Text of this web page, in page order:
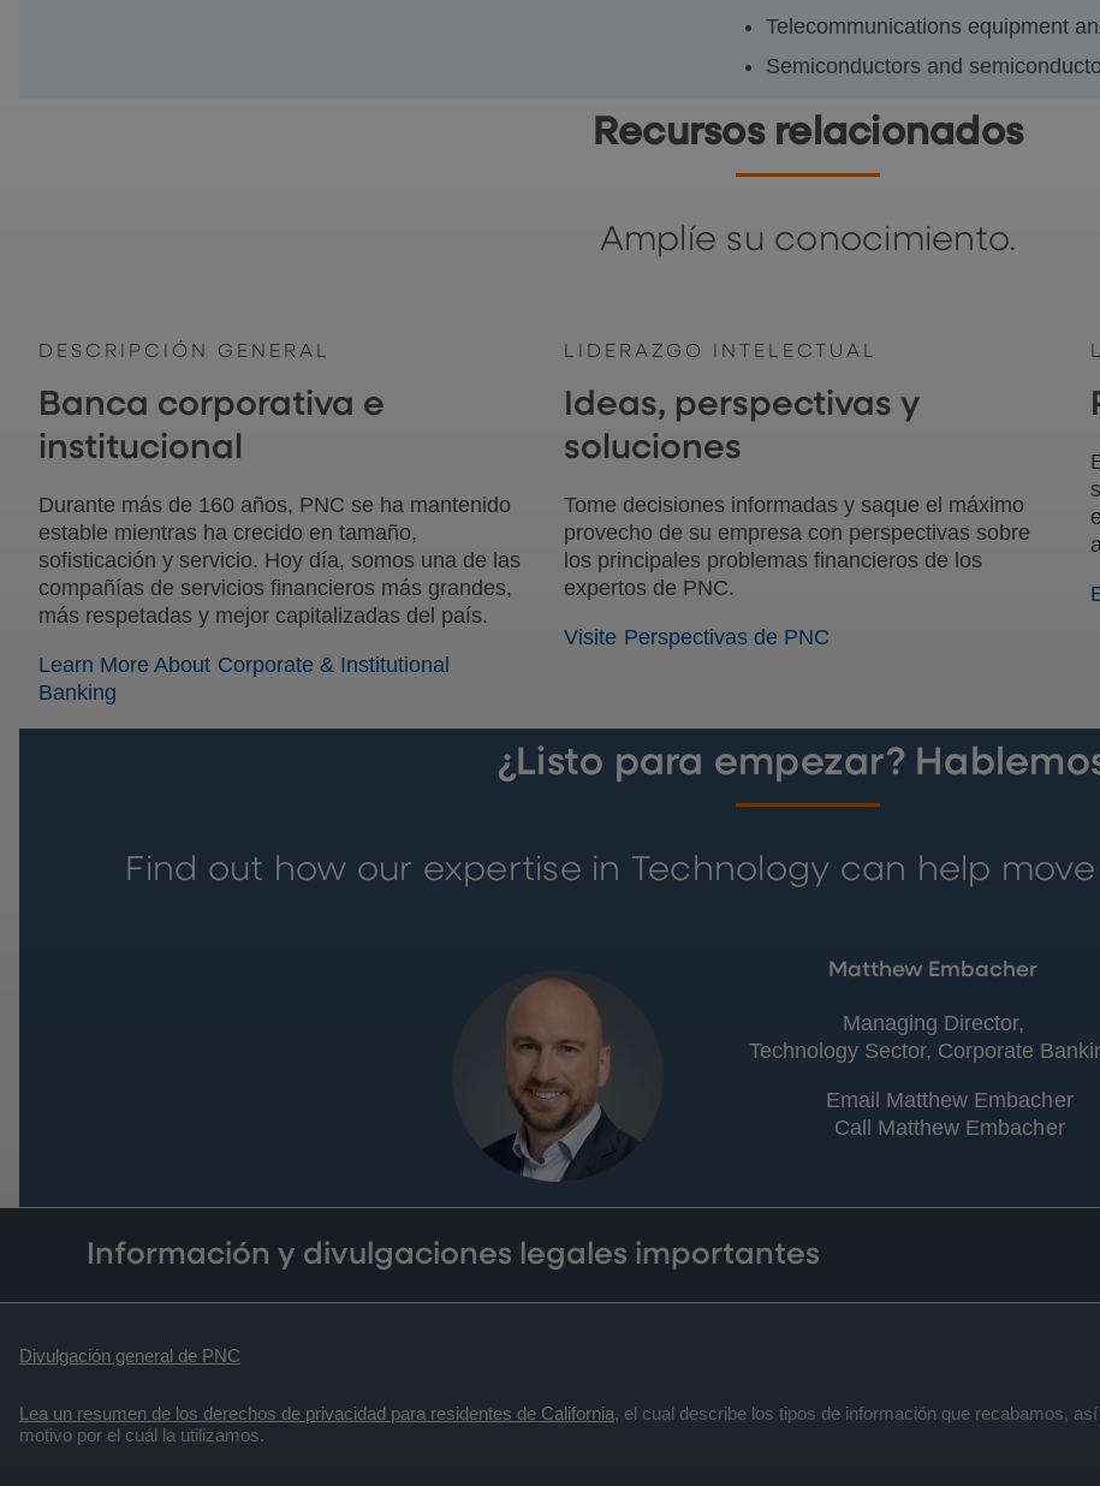
Telecommunications equipment
Semiconductors and
Recursos relacionados
Amplíe su conocimiento.
DESCRIPCIÓN GENERAL
Banca corporativa e
institucional
Durante más de 160 años, PNC se ha mantenido
estable mientras ha crecido en tamaño,
sofisticación y servicio. Hoy día, somos una de las
compañías de servicios financieros más grandes,
más respetadas y mejor capitalizadas del país.
Learn More About Corporate & Institutional
Banking
LIDERAZGO INTELECTUAL
Ideas, perspectivas y
soluciones
Tome decisiones informadas y saque el máximo
provecho de su empresa con perspectivas sobre
los principales problemas financieros de los
expertos de PNC.
Visite Perspectivas de PNC
¿Listo para empezar?
Find out how our expertise in Technology can help
Matthew Embacher
Managing Director,
Technology Sector, Corporate
Email Matthew Embacher
Call Matthew Embacher
Información y divulgaciones legales importantes
Divulgación general de PNC
Lea un resumen de los derechos de privacidad para residentes de California, el cual describe los tipos de información que recabamos,
motivo por el cuál la utilizamos.